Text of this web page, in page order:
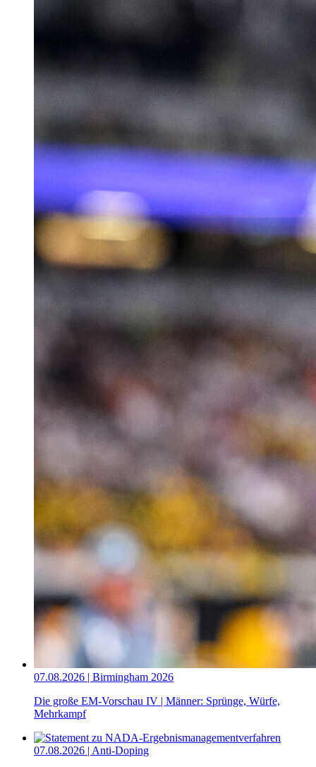
07.08.2026 | Birmingham 2026
Die große EM-Vorschau IV | Männer: Sprünge, Würfe,
Mehrkampf
07.08.2026 | Anti-Doping